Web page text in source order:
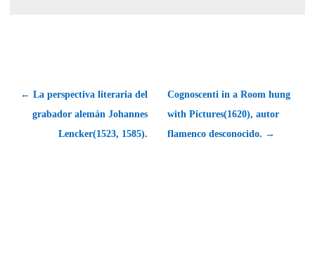
← La perspectiva literaria del
grabador alemán Johannes
Lencker(1523, 1585).
Cognoscenti in a Room hung
with Pictures(1620), autor
flamenco desconocido. →